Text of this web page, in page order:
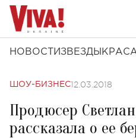
НОВОСТИ ЗВЕЗДЫ
ШОУ-БИЗНЕС12.03.2018
Продюсер
рассказала о ее